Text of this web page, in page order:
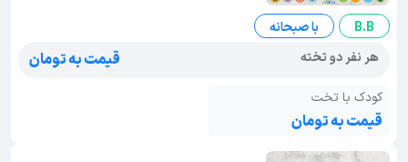
B.B
با صبحانه
هر نفر دو تخته
قیمت به تومان
کودک با تخت
قیمت به تومان